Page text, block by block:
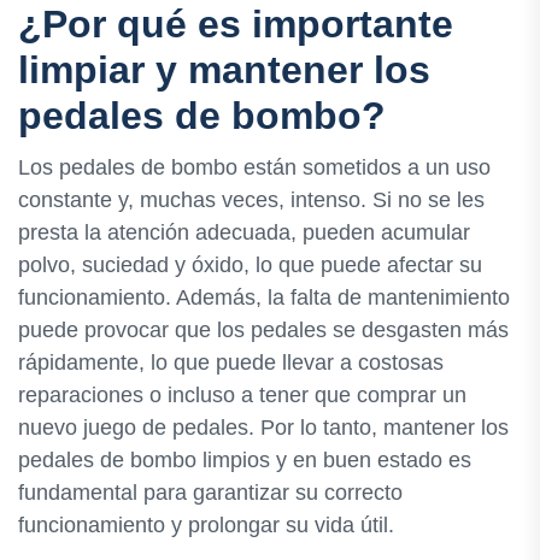
¿Por qué es importante
limpiar y mantener los
pedales de bombo?
Los pedales de bombo están sometidos a un uso
constante y, muchas veces, intenso. Si no se les
presta la atención adecuada, pueden acumular
polvo, suciedad y óxido, lo que puede afectar su
funcionamiento. Además, la falta de mantenimiento
puede provocar que los pedales se desgasten más
rápidamente, lo que puede llevar a costosas
reparaciones o incluso a tener que comprar un
nuevo juego de pedales. Por lo tanto, mantener los
pedales de bombo limpios y en buen estado es
fundamental para garantizar su correcto
funcionamiento y prolongar su vida útil.